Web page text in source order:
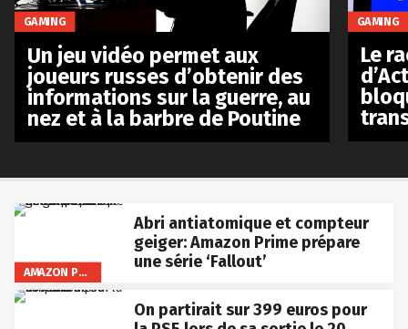
AMAZON PRIME VIDEO
Abri antiatomique et compteur
geiger: Amazon Prime prépare
une série ‘Fallout’
On partirait sur 399 euros pour
GAMING
Un jeu vidéo permet aux
joueurs russes d’obtenir des
informations sur la guerre, au
nez et à la barbre de Poutine
GAMING
Le